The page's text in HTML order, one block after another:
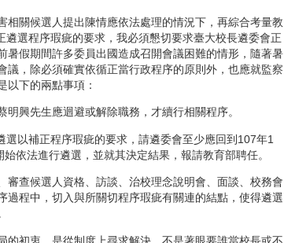
關候選人提出陳情應依法處理的情況下，再綜合考量教
選程序瑕疵的要求，我必須懇切要求臺大校長遴委會正
假期間許多委員出國造成召開會議困難的情形，隨著暑
，除必須確實依循正當行政程序的原則外，也應就監察
以下的兩點事項：
興先生應迴避或解除職務，才續行相關程序。
以補正程序瑕疵的要求，請遴委會至少應回到107年1
依法進行遴選，並就其決定結果，報請教育部聘任。
查候選人資格、訪談、治校理念說明會、面談、校務會
程中，切入與所關切程序瑕疵有關連的結點，使得遴選
初衷，是從制度上尋求解決，不是著眼要誰當校長或不